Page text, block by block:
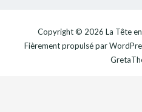
Copyright © 2026 La Tête
Fièrement propulsé par